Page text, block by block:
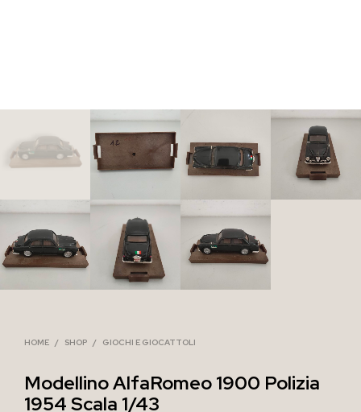
HOME / SHOP / GIOCHI E GIOCATTOLI
Modellino AlfaRomeo 1900 Polizia
1954 Scala 1/43